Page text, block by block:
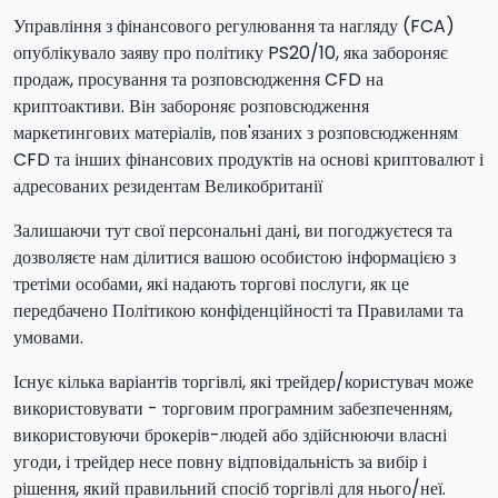
Управління з фінансового регулювання та нагляду (FCA)
опублікувало заяву про політику PS20/10, яка забороняє
продаж, просування та розповсюдження CFD на
криптоактиви. Він забороняє розповсюдження
маркетингових матеріалів, пов'язаних з розповсюдженням
CFD та інших фінансових продуктів на основі криптовалют і
адресованих резидентам Великобританії
Залишаючи тут свої персональні дані, ви погоджуєтеся та
дозволяєте нам ділитися вашою особистою інформацією з
третіми особами, які надають торгові послуги, як це
передбачено Політикою конфіденційності та Правилами та
умовами.
Існує кілька варіантів торгівлі, які трейдер/користувач може
використовувати - торговим програмним забезпеченням,
використовуючи брокерів-людей або здійснюючи власні
угоди, і трейдер несе повну відповідальність за вибір і
рішення, який правильний спосіб торгівлі для нього/неї.